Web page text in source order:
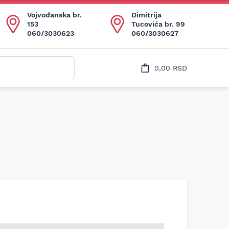
Vojvođanska br.
153
060/3030623
Dimitrija
Tucovića br. 99
060/3030627
0,00 RSD